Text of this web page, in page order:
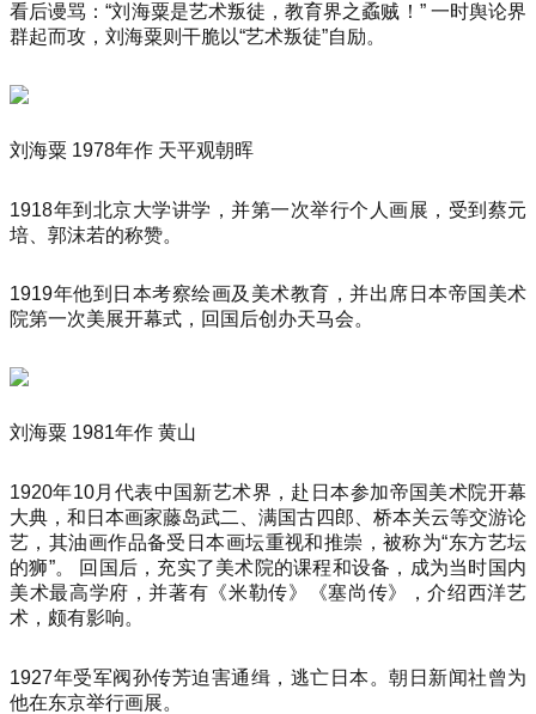
看后谩骂：“刘海粟是艺术叛徒，教育界之蟊贼！” 一时舆论界
群起而攻，刘海粟则干脆以“艺术叛徒”自励。
刘海粟 1978年作 天平观朝晖
1918年到北京大学讲学，并第一次举行个人画展，受到蔡元
培、郭沫若的称赞。
1919年他到日本考察绘画及美术教育，并出席日本帝国美术
院第一次美展开幕式，回国后创办天马会。
刘海粟 1981年作 黄山
1920年10月代表中国新艺术界，赴日本参加帝国美术院开幕
大典，和日本画家藤岛武二、满国古四郎、桥本关云等交游论
艺，其油画作品备受日本画坛重视和推崇，被称为“东方艺坛
的狮”。 回国后，充实了美术院的课程和设备，成为当时国内
美术最高学府，并著有《米勒传》《塞尚传》，介绍西洋艺
术，颇有影响。
1927年受军阀孙传芳迫害通缉，逃亡日本。朝日新闻社曾为
他在东京举行画展。